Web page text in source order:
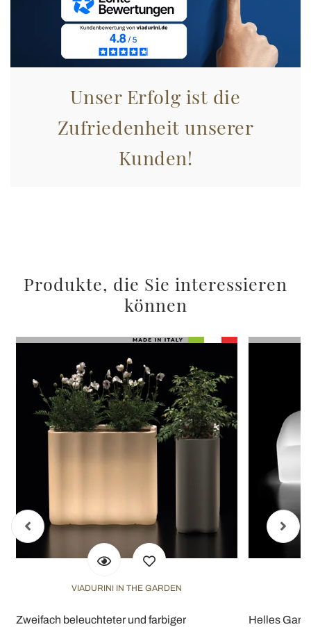
Unser Erfolg ist die
Zufriedenheit unserer
Kunden!
Produkte, die Sie interessieren
können
VIADURINI IN THE GARDEN
Zweifach beleuchteter und farbiger
Helles